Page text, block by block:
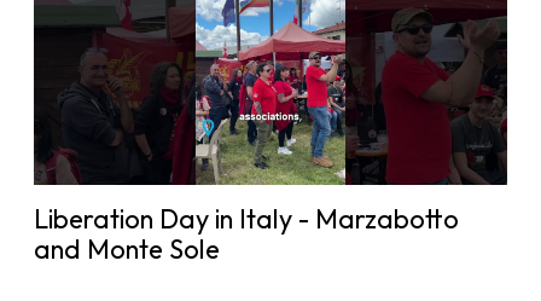
Liberation Day in Italy - Marzabotto
and Monte Sole